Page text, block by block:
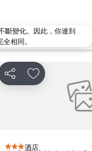
斷變化。因此，你連到
相同。
分享 放到收藏夾
酒店